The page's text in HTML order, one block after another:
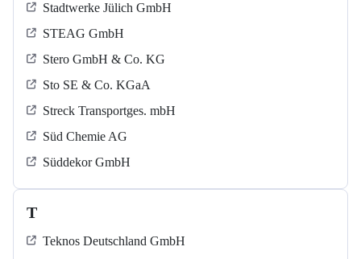
Stadtwerke Jülich GmbH
STEAG GmbH
Stero GmbH & Co. KG
Sto SE & Co. KGaA
Streck Transportges. mbH
Süd Chemie AG
Süddekor GmbH
T
Teknos Deutschland GmbH